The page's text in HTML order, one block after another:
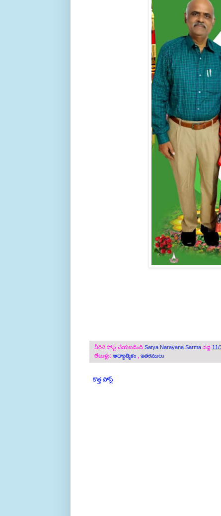
వీరిచే పోస్ట్ చేయబడింది Satya Narayana Sarma వద్ద 11/
లేబుళ్లు: ఆధ్యాత్మికం , ఇతరములు
కొత్త పోస్ట్